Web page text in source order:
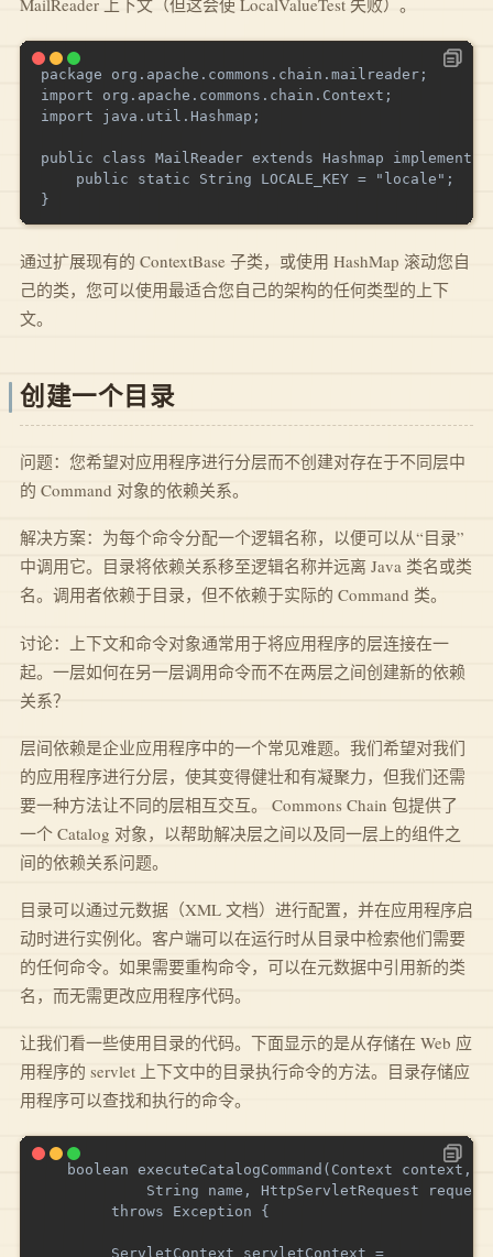
package org.apache.commons.chain.mailreader;
import org.apache.commons.chain.Context;
import java.util.Hashmap;
public class MailReader extends Hashmap
    public static String LOCALE_KEY = "locale";
通过扩展现有的 ContextBase 子类，或使用 HashMap 滚动您自
己的类，您可以使用最适合您自己的架构的任何类型的上下
文。
创建一个目录
问题：您希望对应用程序进行分层而不创建对存在于不同层中
的 Command 对象的依赖关系。
解决方案：为每个命令分配一个逻辑名称，以便可以从“目录”
中调用它。目录将依赖关系移至逻辑名称并远离 Java 类名或类
名。调用者依赖于目录，但不依赖于实际的 Command 类。
讨论：上下文和命令对象通常用于将应用程序的层连接在一
起。一层如何在另一层调用命令而不在两层之间创建新的依赖
关系？
层间依赖是企业应用程序中的一个常见难题。我们希望对我们
的应用程序进行分层，使其变得健壮和有凝聚力，但我们还需
要一种方法让不同的层相互交互。 Commons Chain 包提供了
一个 Catalog 对象，以帮助解决层之间以及同一层上的组件之
间的依赖关系问题。
目录可以通过元数据（XML 文档）进行配置，并在应用程序启
动时进行实例化。客户端可以在运行时从目录中检索他们需要
的任何命令。如果需要重构命令，可以在元数据中引用新的类
名，而无需更改应用程序代码。
让我们看一些使用目录的代码。下面显示的是从存储在 Web 应
用程序的 servlet 上下文中的目录执行命令的方法。目录存储应
用程序可以查找和执行的命令。
   boolean executeCatalogCommand(Context context,
String name, HttpServletRequest
        throws Exception {
        ServletContext servletContext =